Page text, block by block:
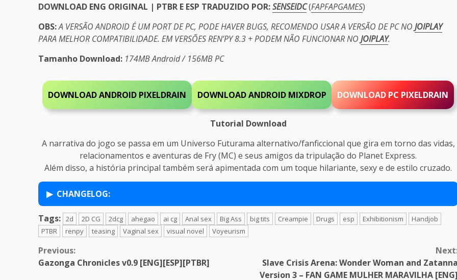
DOWNLOAD ENG ORIGINAL | PTBR E ESP TRADUZIDO POR:SENSEIDC(FAPFAPGAMES)
OBS:A VERSÃO ANDROID É UM PORT DE PC, PODE HAVER BUGS, RECOMENDO USAR A VERSÃO DE PC NO JOIPLAY
PARA MELHOR COMPATIBILIDADE. EM VERSÕES REN’PY 8.3 + PODEM NÃO FUNCIONAR NO JOIPLAY.
Tamanho Download: 174MB Android / 156MB PC
DOWNLOAD ANDROID PIXELDRAIN DOWNLOAD ANDROID MIXDROP DOWNLOAD PC PIXELDRAIN
Tutorial Download
A narrativa do jogo se passa em um Universo Futurama alternativo/fanficcional que gira em torno das vidas,
relacionamentos e aventuras de Fry (MC) e seus amigos da tripulação do Planet Express.
Além disso, a história principal também será apimentada com um toque hilariante, sexy e de estilo cruzado.
CHANGELOG:
Tags: 2d 2D CG 2dcg ahegao ai cg Anal sex Big Ass big tits Creampie Drugs esp Exhibitionism
Handjob
PTBR
renpy teasing Vaginal sex visual novel Voyeurism
Continue
Reading
Previous:
Gazonga Chronicles v0.9 [ENG][ESP][PTBR]
Slave Crisis Arena: Wonder Woman and Zatanna
Version 3 – FAN GAME MULHER MARAVILHA [ENG]